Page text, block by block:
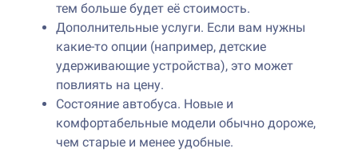
тем больше будет её стоимость.
Дополнительные услуги. Если вам нужны
какие-то опции (например, детские
удерживающие устройства), это может
повлиять на цену.
Состояние автобуса. Новые и
комфортабельные модели обычно дороже,
чем старые и менее удобные.